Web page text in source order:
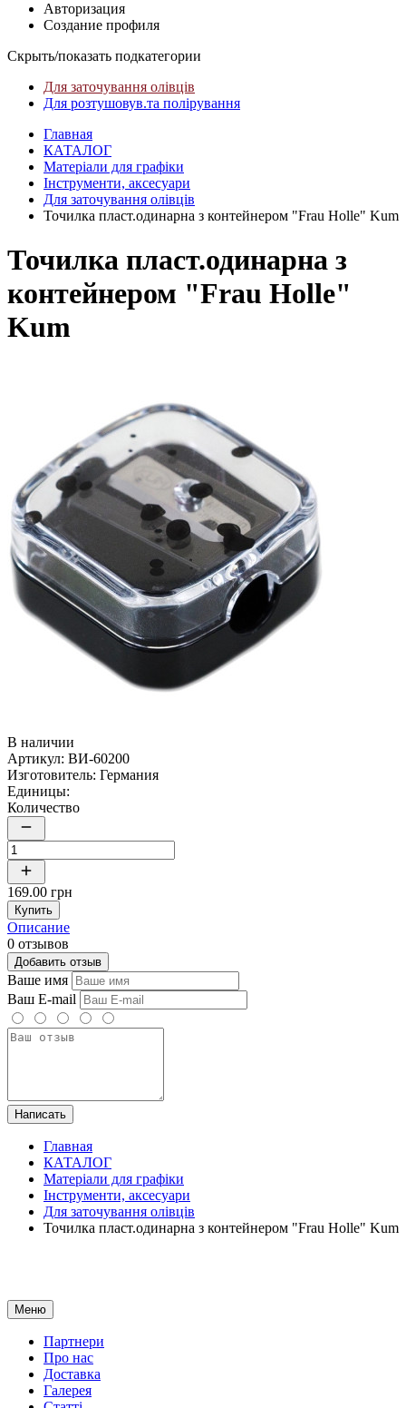
Авторизация
Создание профиля
Скрыть/показать подкатегории
Для заточування олівців
Для розтушовув.та полірування
Главная
КАТАЛОГ
Матеріали для графіки
Інструменти, аксесуари
Для заточування олівців
Точилка пласт.одинарна з контейнером "Frau Holle" Kum
Точилка пласт.одинарна з
контейнером "Frau Holle"
Kum
В наличии
Артикул: ВИ-60200
Изготовитель: Германия
Единицы:
Количество
169.00 грн
Купить
Описание
0 отзывов
Добавить отзыв
Ваше имя
Ваш E-mail
Написать
Главная
КАТАЛОГ
Матеріали для графіки
Інструменти, аксесуари
Для заточування олівців
Точилка пласт.одинарна з контейнером "Frau Holle" Kum
Меню
Партнери
Про нас
Доставка
Галерея